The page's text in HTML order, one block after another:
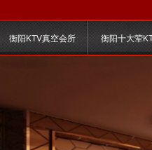
衡阳KTV真空会所 衡阳十大荤